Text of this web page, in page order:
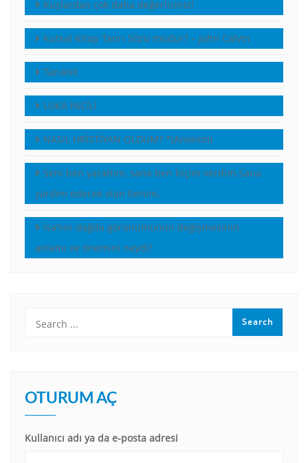
Kuşlardan çok daha değerlisiniz!
Kutsal Kitap Tanrı Sözü müdür? – John Calvin
Tanıklık
LUKA İNCİLİ
NASIL HRİSTİYAN OLDUM? *(Anonim)
Seni ben yarattım, sana ben biçim verdim.Sana
yardım edecek olan benim.
İsa’nın dağda görünümünün değişmesinin
anlamı ve önemini neydi?
OTURUM AÇ
Kullanıcı adı ya da e-posta adresi